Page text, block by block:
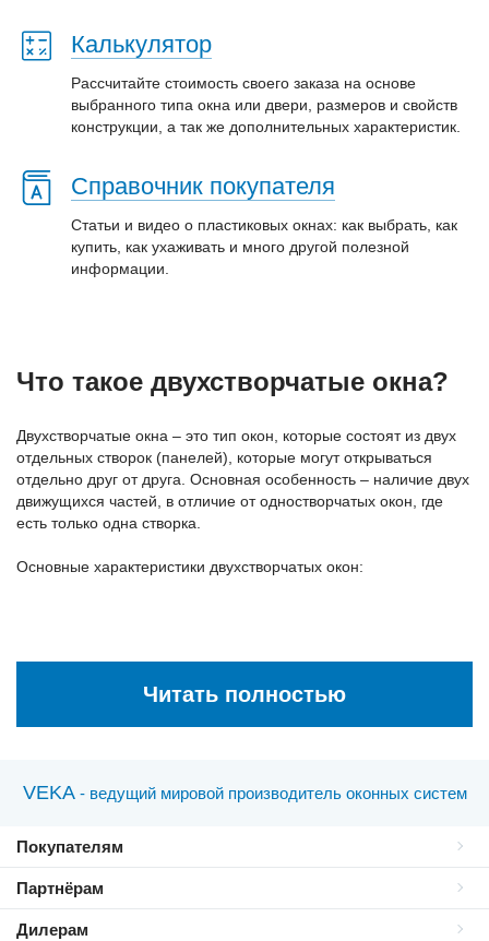
Калькулятор
Рассчитайте стоимость своего заказа на основе
выбранного типа окна или двери, размеров и свойств
конструкции, а так же дополнительных характеристик.
Справочник покупателя
Статьи и видео о пластиковых окнах: как выбрать, как
купить, как ухаживать и много другой полезной
информации.
Что такое двухстворчатые окна?
Двухстворчатые окна – это тип окон, которые состоят из двух
отдельных створок (панелей), которые могут открываться
отдельно друг от друга. Основная особенность – наличие двух
движущихся частей, в отличие от одностворчатых окон, где
есть только одна створка.
Основные характеристики двухстворчатых окон:
Различные типы открывания:
Откидные.
Материалы: дерево, металл, ПВХ, алюминий.
Читать полностью
VEKA - ведущий мировой производитель оконных систем
Покупателям
Партнёрам
Дилерам